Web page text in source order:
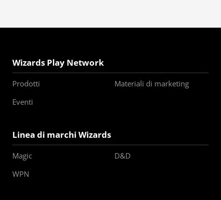
Wizards Play Network
Prodotti
Materiali di marketing
Eventi
Linea di marchi Wizards
Magic
D&D
WPN